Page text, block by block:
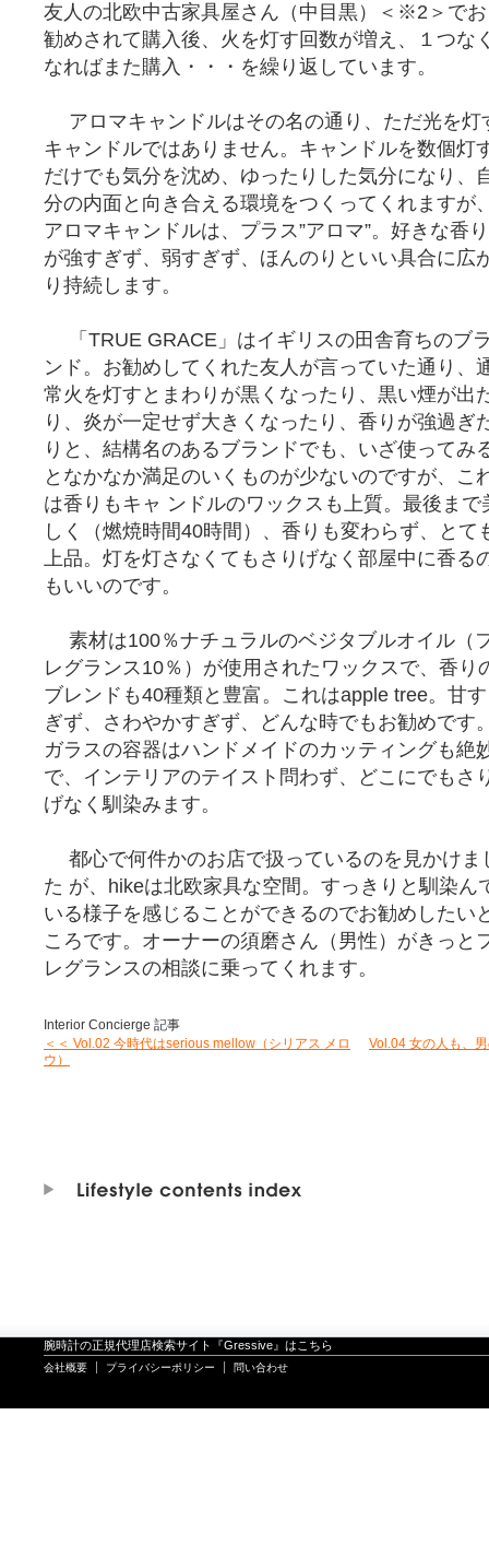
友人の北欧中古家具屋さん（中目黒）＜※2＞でお
勧めされて購入後、火を灯す回数が増え、１つな
なればまた購入・・・を繰り返しています。
アロマキャンドルはその名の通り、ただ光を灯
キャンドルではありません。キャンドルを数個灯
だけでも気分を沈め、ゆったりした気分になり、
分の内面と向き合える環境をつくってくれますが
アロマキャンドルは、プラス”アロマ”。好きな香り
が強すぎず、弱すぎず、ほんのりといい具合に広
り持続します。
「TRUE GRACE」はイギリスの田舎育ちのブ
ンド。お勧めしてくれた友人が言っていた通り、
常火を灯すとまわりが黒くなったり、黒い煙が出
り、炎が一定せず大きくなったり、香りが強過ぎ
りと、結構名のあるブランドでも、いざ使ってみ
となかなか満足のいくものが少ないのですが、こ
は香りもキャ ンドルのワックスも上質。最後まで
しく（燃焼時間40時間）、香りも変わらず、とて
上品。灯を灯さなくてもさりげなく部屋中に香る
もいいのです。
素材は100％ナチュラルのベジタブルオイル（
レグランス10％）が使用されたワックスで、香り
ブレンドも40種類と豊富。これはapple tree。甘す
ぎず、さわやかすぎず、どんな時でもお勧めです
ガラスの容器はハンドメイドのカッティングも絶
で、インテリアのテイスト問わず、どこにでもさ
げなく馴染みます。
都心で何件かのお店で扱っているのを見かけま
た が、hikeは北欧家具な空間。すっきりと馴染ん
いる様子を感じることができるのでお勧めしたい
ころです。オーナーの須磨さん（男性）がきっと
レグランスの相談に乗ってくれます。
Interior Concierge 記事
＜＜ Vol.02 今時代はserious mellow（シリアス メロ
ウ）
Vol.04 女の人も、
腕時計の正規代理店検索サイト『Gressive』はこちら
会社概要 プライバシーポリシー 問い合わせ